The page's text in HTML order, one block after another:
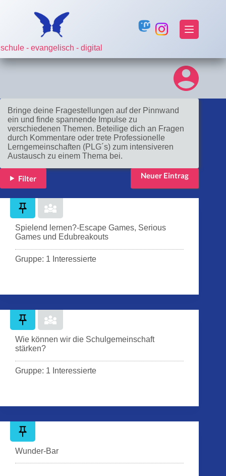
schule - evangelisch - digital
Bringe deine Fragestellungen auf der Pinnwand
ein und finde spannende Impulse zu
verschiedenen Themen. Beteilige dich an Fragen
durch Kommentare oder trete Professionelle
Lerngemeinschaften (PLG´s) zum intensiveren
Austausch zu einem Thema bei.
Neuer Eintrag
Um einen Pin erstellen zu können, musst du dich erst
Filter
Spielend lernen?-Escape Games, Serious
Games und Edubreakouts
Gruppe: 1 Interessierte
Wie können wir die Schulgemeinschaft
stärken?
Gruppe: 1 Interessierte
Wunder-Bar